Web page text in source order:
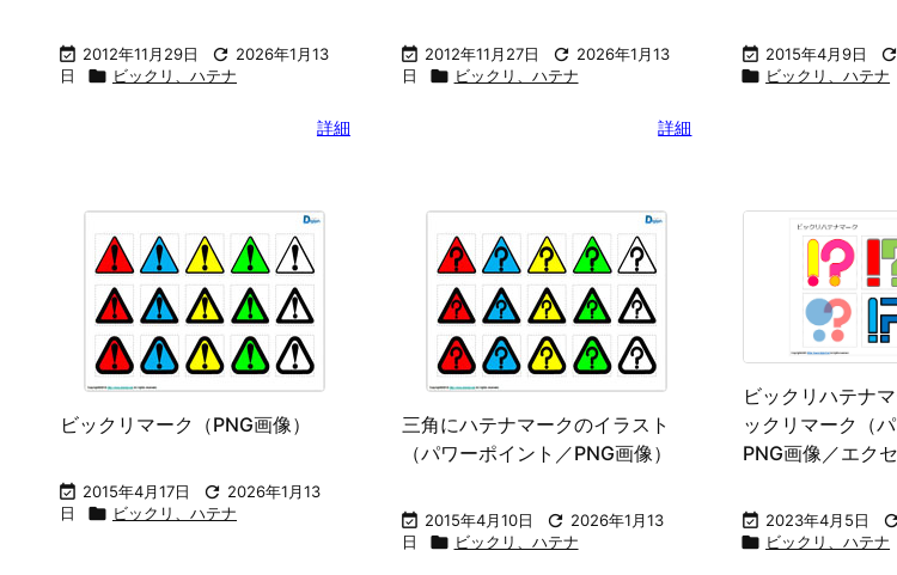
 2012年11月29日  2026年1月13
日
 ビックリ、ハテナ
詳細
 2012年11月27日  2026年1月13
日
 ビックリ、ハテナ
詳細
 2015年4月9日 
 ビックリ、ハテナ
ビックリマーク（PNG画像）
 2015年4月17日  2026年1月13
日
 ビックリ、ハテナ
三角にハテナマークのイラスト
（パワーポイント／PNG画像）
 2015年4月10日  2026年1月13
日
 ビックリ、ハテナ
ビックリハテナ
ックリマーク（
PNG画像／エク
 2023年4月5日 
 ビックリ、ハテナ